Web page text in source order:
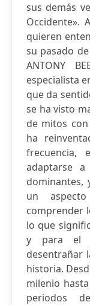
sus demás
Occidente».
quieren
su pasado
ANTONY
especialista
que da
se ha visto
de mitos
ha
frecuencia,
adaptarse
dominantes,
un
comprender
lo que
y para el
desentrañar
historia.
milenio
periodos